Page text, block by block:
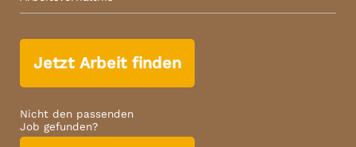
Jetzt Arbeit finden
Nicht den passenden
Job gefunden?